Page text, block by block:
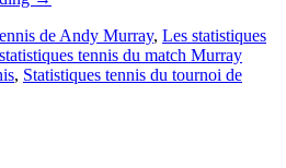
de Andy Murray, Les statistiques
tennis du match Murray
, Statistiques tennis du tournoi de